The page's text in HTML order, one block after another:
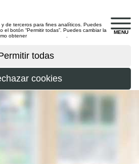
MENU
de terceros para fines analíticos. Puedes
botón “Permitir todas”. Puedes cambiar la
obtener